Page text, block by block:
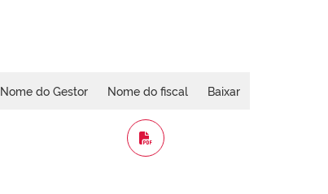
Nome do Gestor Nome do fiscal Baixar
WORD